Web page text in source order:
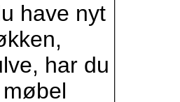
have nyt
har du